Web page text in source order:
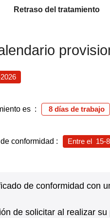
Retraso del tratamiento
es : 8 días de trabajo
conformidad : Entre el 15-
de conformidad con
de solicitar al realizar